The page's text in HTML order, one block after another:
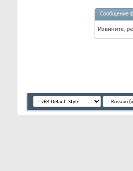
Сообщение
Извините,